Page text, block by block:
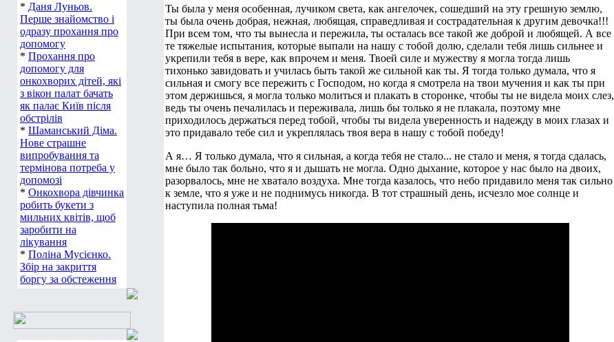
* Даня Луньов.
Перше знайомство і
одразу прохання про
допомогу
* Прохання про
допомогу для
онкохворих дітей, які
з вікон палат бачать
як палає Київ після
обстрілів
* Шаманський Діма.
Нове страшне
випробування та
термінова потреба у
допомозі
* Онкохвора дівчинка
робить букети з
мильних квітів, щоб
заробити на
лікування
* Поліна Мусієнко.
Збір на закриття
боргу за обстеження
Ты была у меня особенная, лучиком света, как ангелочек, сошедший на эту грешную землю,
ты была очень добрая, нежная, любящая, справедливая и сострадательная к другим девочка!!!
При всем том, что ты вынесла и пережила, ты осталась все такой же доброй и любящей. А все
те тяжелые испытания, которые выпали на нашу с тобой долю, сделали тебя лишь сильнее и
укрепили тебя в вере, как впрочем и меня. Твоей силе и мужеству я могла тогда лишь
тихонько завидовать и училась быть такой же сильной как ты. Я тогда только думала, что я
сильная и смогу все пережить с Господом, но когда я смотрела на твои мучения и как ты при
этом держишься, я могла только молиться и плакать в сторонке, чтобы ты не видела моих слез,
ведь ты очень печалилась и переживала, лишь бы только я не плакала, поэтому мне
приходилось держаться перед тобой, чтобы ты видела уверенность и надежду в моих глазах и
это придавало тебе сил и укреплялась твоя вера в нашу с тобой победу!
А я… Я только думала, что я сильная, а когда тебя не стало... не стало и меня, я тогда сдалась,
мне было так больно, что я и дышать не могла. Одно дыхание, которое у нас было на двоих,
разорвалось, мне не хватало воздуха. Мне тогда казалось, что небо придавило меня так сильно
к земле, что я уже и не поднимусь никогда. В тот страшный день, исчезло мое солнце и
наступила полная тьма!